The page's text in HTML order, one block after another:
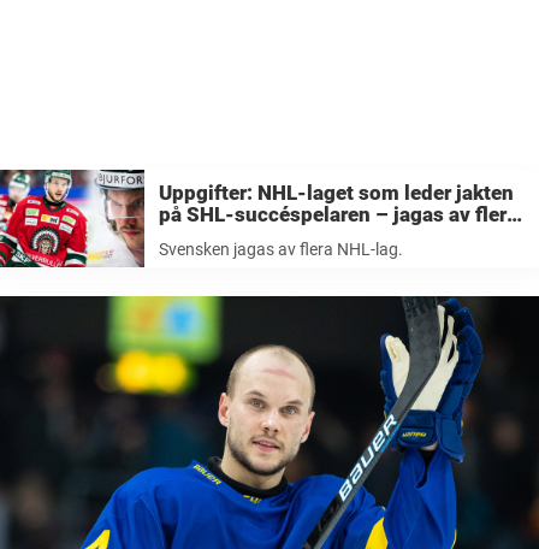
Uppgifter: NHL-laget som leder jakten
på SHL-succéspelaren – jagas av flera
Svensken jagas av flera NHL-lag.